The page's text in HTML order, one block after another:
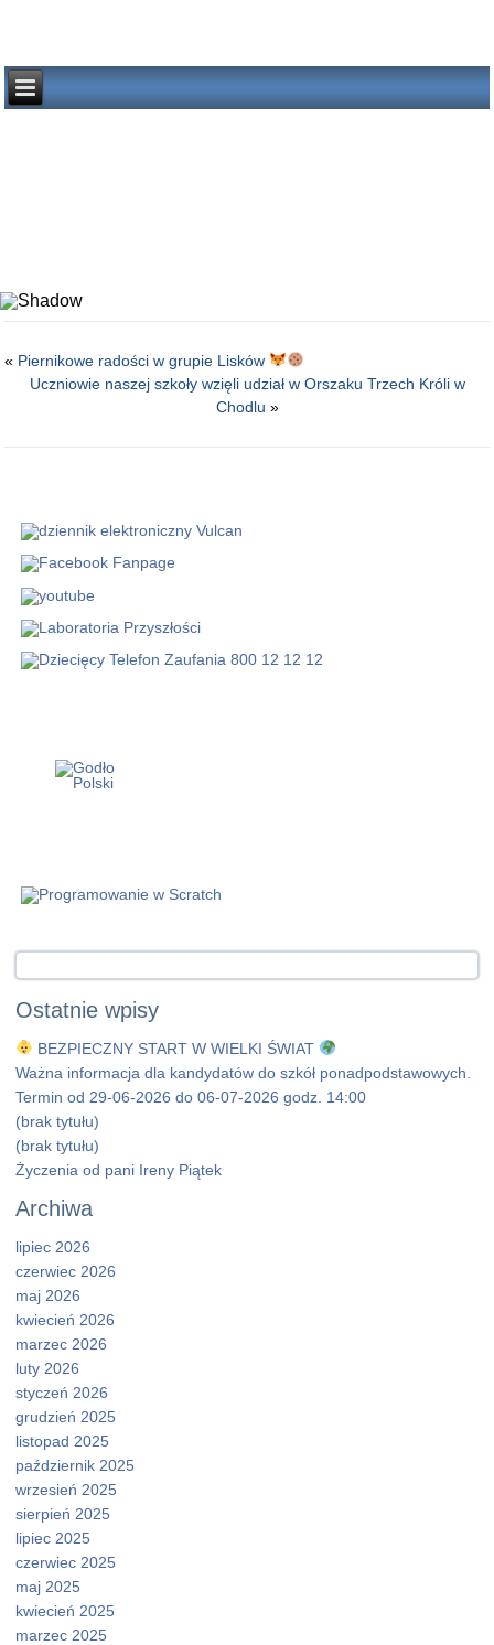
« Piernikowe radości w grupie Lisków
Uczniowie naszej szkoły wzięli udział w Orszaku Trzech Króli w
Chodlu »
Ostatnie wpisy
BEZPIECZNY START W WIELKI ŚWIAT
Ważna informacja dla kandydatów do szkół ponadpodstawowych.
Termin od 29-06-2026 do 06-07-2026 godz. 14:00
(brak tytułu)
(brak tytułu)
Życzenia od pani Ireny Piątek
Archiwa
lipiec 2026
czerwiec 2026
maj 2026
kwiecień 2026
marzec 2026
luty 2026
styczeń 2026
grudzień 2025
listopad 2025
październik 2025
wrzesień 2025
sierpień 2025
lipiec 2025
czerwiec 2025
maj 2025
kwiecień 2025
marzec 2025